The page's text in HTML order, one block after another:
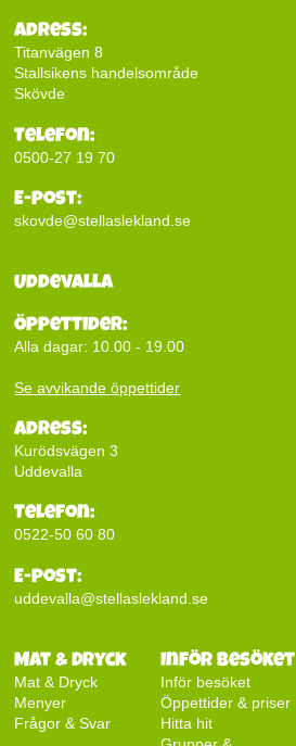
Adress:
Titanvägen 8
Stallsikens handelsområde
Skövde
Telefon:
0500-27 19 70
E-post:
skovde@stellaslekland.se
Uddevalla
Öppettider:
Alla dagar: 10.00 - 19.00
Se avvikande öppettider
Adress:
Kurödsvägen 3
Uddevalla
Telefon:
0522-50 60 80
E-post:
uddevalla@stellaslekland.se
Mat & Dryck
Mat & Dryck
Menyer
Frågor & Svar
Inför besöket
Inför besöket
Öppettider & priser
Hitta hit